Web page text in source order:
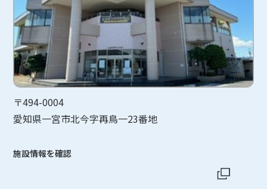
〒494-0004
愛知県一宮市北今字再鳥一23番地
施設情報を確認